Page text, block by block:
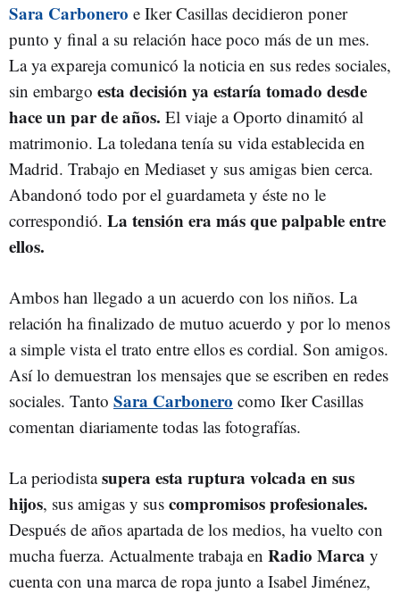
Sara Carbonero e Iker Casillas decidieron poner
punto y final a su relación hace poco más de un mes.
La ya expareja comunicó la noticia en sus redes sociales,
sin embargo esta decisión ya estaría tomado desde
hace un par de años. El viaje a Oporto dinamitó al
matrimonio. La toledana tenía su vida establecida en
Madrid. Trabajo en Mediaset y sus amigas bien cerca.
Abandonó todo por el guardameta y éste no le
correspondió. La tensión era más que palpable entre
ellos.
Ambos han llegado a un acuerdo con los niños. La
relación ha finalizado de mutuo acuerdo y por lo menos
a simple vista el trato entre ellos es cordial. Son amigos.
Así lo demuestran los mensajes que se escriben en redes
sociales. Tanto Sara Carbonero como Iker Casillas
comentan diariamente todas las fotografías.
La periodistasupera esta ruptura volcada en sus
hijos, sus amigas y sus compromisos profesionales.
Después de años apartada de los medios, ha vuelto con
mucha fuerza. Actualmente trabaja en Radio Marca y
cuenta con una marca de ropa junto a Isabel Jiménez,